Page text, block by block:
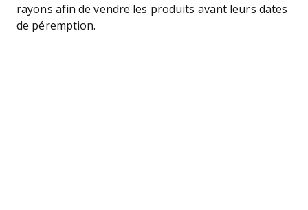
rayons afin de vendre les produits avant leurs dates
de péremption.